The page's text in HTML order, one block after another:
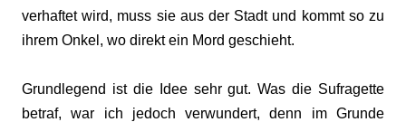
verhaftet wird, muss sie aus der Stadt und kommt so zu
ihrem Onkel, wo direkt ein Mord geschieht.
Grundlegend ist die Idee sehr gut. Was die Sufragette
betraf, war ich jedoch verwundert, denn im Grunde